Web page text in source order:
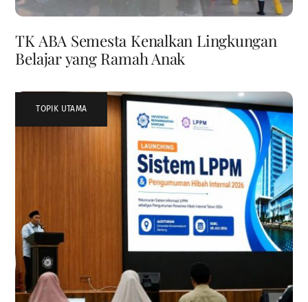
TK ABA Semesta Kenalkan Lingkungan
Belajar yang Ramah Anak
TOPIK UTAMA